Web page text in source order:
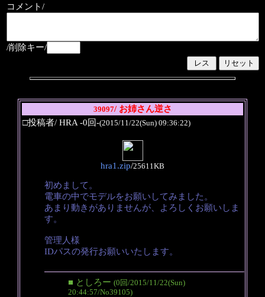
コメント/
/削除キー/
39097/ お姉さん逆さ
□投稿者/ HRA -0回-(2015/11/22(Sun) 09:36:22)
hra1.zip/25611KB
初めまして。
電車の中でモデルをお願いしてみました。
あまり動きがありませんが、よろしくお願いしま
す。
管理人様
IDパスの発行お願いいたします。
■ としろー (0回/2015/11/22(Sun)
20:44:57/No39105)